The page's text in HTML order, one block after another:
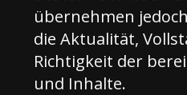
übernehmen
die Aktualität,
Richtigkeit der
und Inhalte.